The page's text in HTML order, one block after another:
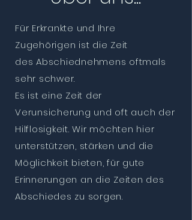
Hospiz
mme
n
Für Erkrankte und Ihre
Zugehörigen ist die Zeit
des Abschiednehmens oftmals
sehr schwer.
Es ist eine Zeit der
Verunsicherung und oft auch der
Hilflosigkeit. Wir möchten hier
unterstützen, stärken und die
Möglichkeit bieten, für gute
Erinnerungen an die Zeiten des
Abschiedes zu sorgen.